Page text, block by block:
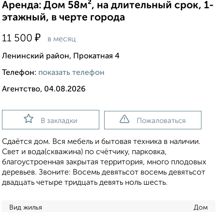
Аренда: Дом 58м², на длительный срок, 1-
этажный, в черте города
11 500 ₽ в месяц
Ленинский район, Прокатная 4
Телефон: показать телефон
Агентство, 04.08.2026
В закладки Пожаловаться
Сдаётся дом. Вся мебель и бытовая техника в наличии.
Свет и вода(скважина) по счётчику, парковка,
благоустроенная закрытая территория, много плодовых
деревьев. Звоните: Восемь девятьсот восемь девятьсот
двадцать четыре тридцать девять ноль шесть.
Вид жилья Дом